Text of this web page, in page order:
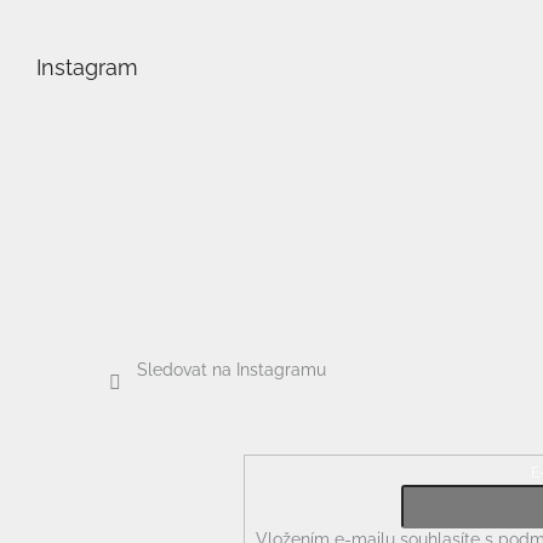
Instagram
Sledovat na Instagramu